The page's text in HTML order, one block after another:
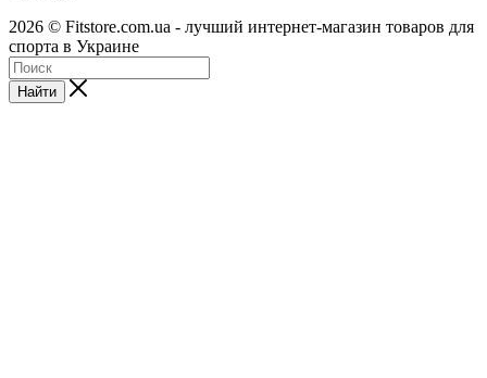
2026 © Fitstore.com.ua - лучший интернет-магазин товаров для
спорта в Украине
Найти